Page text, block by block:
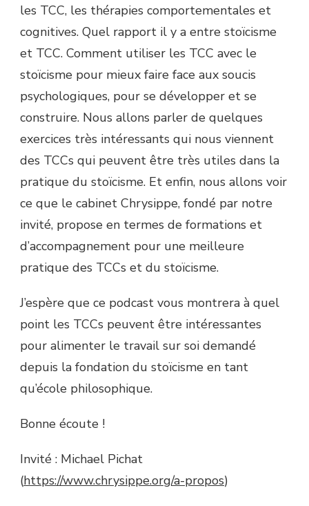
les TCC, les thérapies comportementales et
cognitives. Quel rapport il y a entre stoïcisme
et TCC. Comment utiliser les TCC avec le
stoïcisme pour mieux faire face aux soucis
psychologiques, pour se développer et se
construire. Nous allons parler de quelques
exercices très intéressants qui nous viennent
des TCCs qui peuvent être très utiles dans la
pratique du stoïcisme. Et enfin, nous allons voir
ce que le cabinet Chrysippe, fondé par notre
invité, propose en termes de formations et
d’accompagnement pour une meilleure
pratique des TCCs et du stoïcisme.
J’espère que ce podcast vous montrera à quel
point les TCCs peuvent être intéressantes
pour alimenter le travail sur soi demandé
depuis la fondation du stoïcisme en tant
qu’école philosophique.
Bonne écoute !
Invité : Michael Pichat
(https://www.chrysippe.org/a-propos)